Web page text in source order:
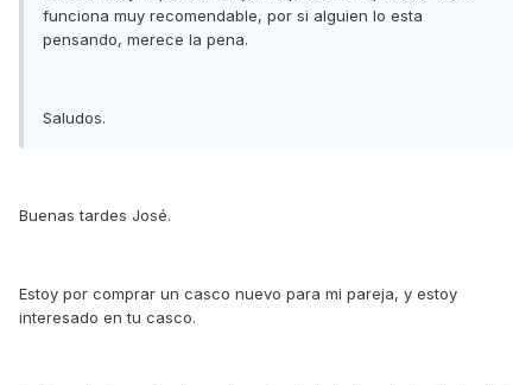
funciona muy recomendable, por si alguien lo esta
pensando, merece la pena.
Saludos.
Buenas tardes José.
Estoy por comprar un casco nuevo para mi pareja, y estoy
interesado en tu casco.